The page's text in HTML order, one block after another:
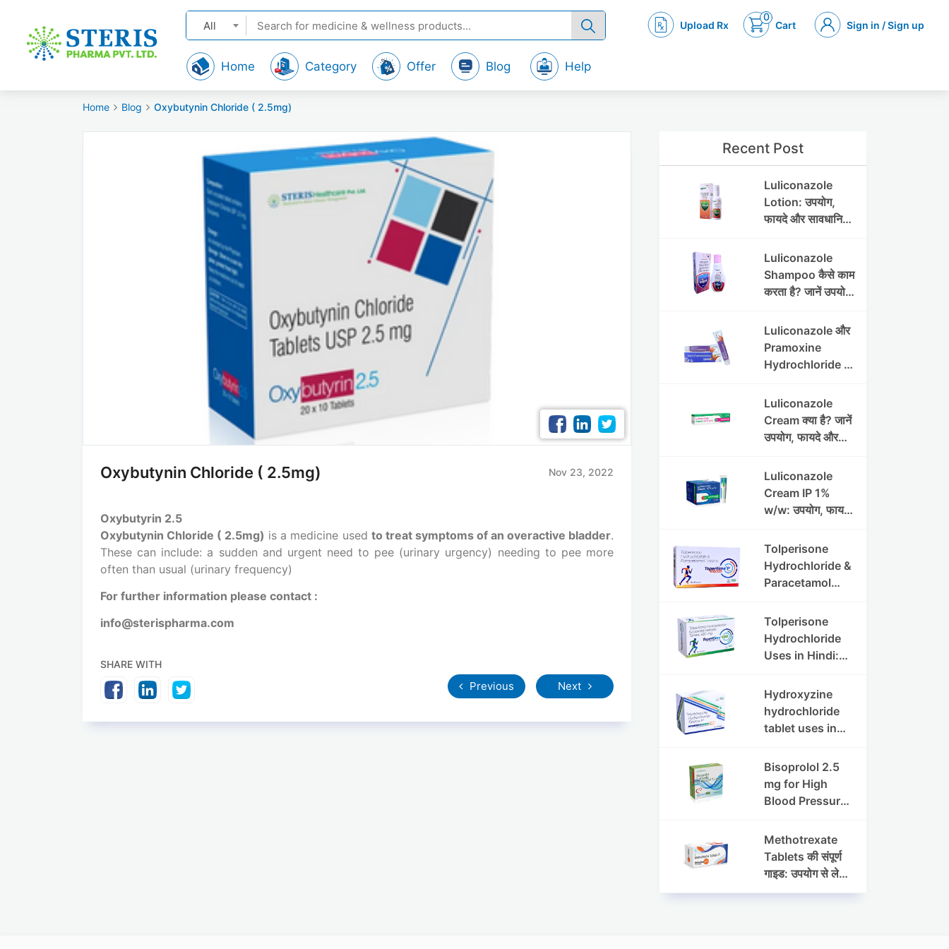
Upload Rx
0
Cart Sign in / Sign up
All
Home Category Offer Blog Help
Home Blog Oxybutynin Chloride ( 2.5mg)
Oxybutynin Chloride ( 2.5mg) Nov 23, 2022
Oxybutyrin 2.5
Oxybutynin Chloride ( 2.5mg) is a medicine used to treat symptoms of an overactive bladder.
These can include: a sudden and urgent need to pee (urinary urgency) needing to pee more
often than usual (urinary frequency)
For further information please contact :
info@sterispharma.com
SHARE WITH
Previous Next
Recent Post
Luliconazole
Lotion: उपयोग,
फायदे और सावधानियां
Luliconazole
Shampoo कैसे काम
करता है? जानें उपयोग
Luliconazole और
Pramoxine
Hydrochloride की
Luliconazole
Cream क्या है? जानें
उपयोग, फायदे और
Luliconazole
Cream IP 1%
w/w: उपयोग, फायदे
जानकारी
Tolperisone
Hydrochloride &
Paracetamol
Benefits,
Dosage & Side
Effects
Tolperisone
Hydrochloride
Uses in Hindi:
इफेक्ट्स और
सावधानियां
Hydroxyzine
hydrochloride
tablet uses in
हाइड्रोक्सीज़ाइन
हाइड्रोक्लोराइड
टैबलेट उपयोग व लाभ |
Bisoprolol 2.5
mg for High
Blood Pressure
Benefits,
Dosage &
Precautions
Methotrexate
Tablets की संपूर्ण
गाइड: उपयोग से लेकर
सावधानियों तक